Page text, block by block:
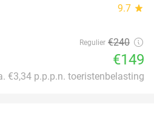
9.7 star
Regulier €240
€149
€3,34 p.p.p.n. toeristenbelasting